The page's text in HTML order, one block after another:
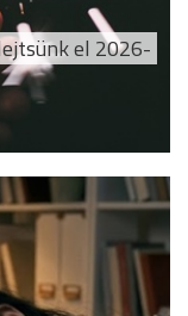
el 2026-